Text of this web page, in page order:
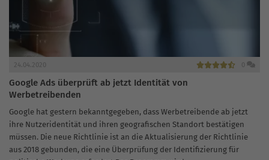
24.04.2020 0
Google Ads überprüft ab jetzt Identität von
Werbetreibenden
Google hat gestern bekanntgegeben, dass Werbetreibende ab jetzt
ihre Nutzeridentität und ihren geografischen Standort bestätigen
müssen. Die neue Richtlinie ist an die Aktualisierung der Richtlinie
aus 2018 gebunden, die eine Überprüfung der Identifizierung für